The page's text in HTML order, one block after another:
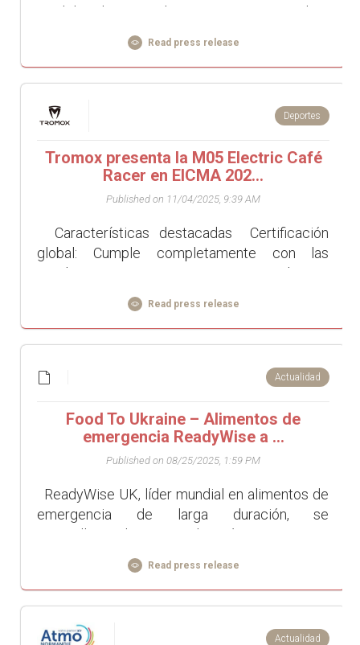
modelos de gama alta: ABS + TCS, control de
tracción, control de crucero, monitoreo de la
Read press release
Deportes
Tromox presenta la M05 Electric Café
Racer en EICMA 202...
Published on 11/04/2025, 9:39 AM
global: Cumple completamente con las
regulaciones EU L1e/L3e, garantizando una
entrada fluida en los mercados internaci...
Read press release
Actualidad
Food To Ukraine – Alimentos de
emergencia ReadyWise a ...
Published on 08/25/2025, 1:59 PM
emergencia de larga duración, se
enorgullece de apoyar la próxima iniciativa
Women2Women 25 de KOLO Nordic –...
Read press release
Actualidad